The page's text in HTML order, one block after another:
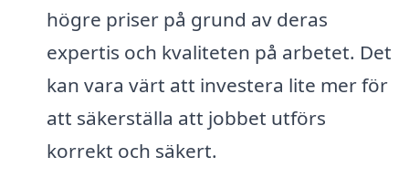
högre priser på grund av deras
expertis och kvaliteten på arbetet. Det
kan vara värt att investera lite mer för
att säkerställa att jobbet utförs
korrekt och säkert.